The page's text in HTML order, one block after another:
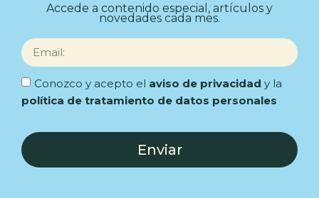
Accede a contenido especial, artículos y
novedades cada mes.
Conozco y acepto el aviso de privacidad y la
política de tratamiento de datos personales
Enviar